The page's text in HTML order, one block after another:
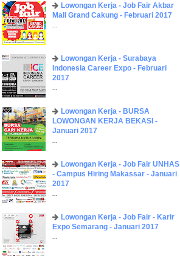
Lowongan Kerja - Job Fair ​Akbar ​
Mall Grand Cakung - Februari 2017
...
Lowongan Kerja - Surabaya
Indonesia Career Expo - Februari
2017
...
Lowongan Kerja - BURSA
LOWONGAN KERJA BEKASI -
Januari 2017
...
Lowongan Kerja - Job Fair UNHAS
- Campus Hiring Makassar - Januari
2017
...
Lowongan Kerja - Job Fair - Karir
Expo Semarang - Januari 2017
...